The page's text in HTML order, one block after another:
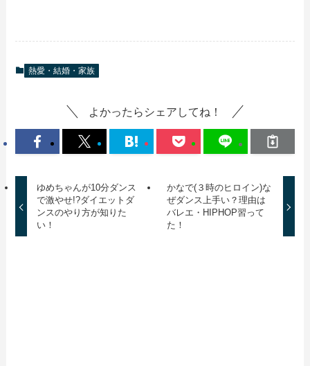
熱愛・結婚・家族
よかったらシェアしてね！
ゆめちゃんが10分ダンス
で激やせ!?ダイエットダ
ンスのやり方が知りた
い！
かなで(３時のヒロイン)な
ぜダンス上手い？理由は
バレエ・HIPHOP習って
た！